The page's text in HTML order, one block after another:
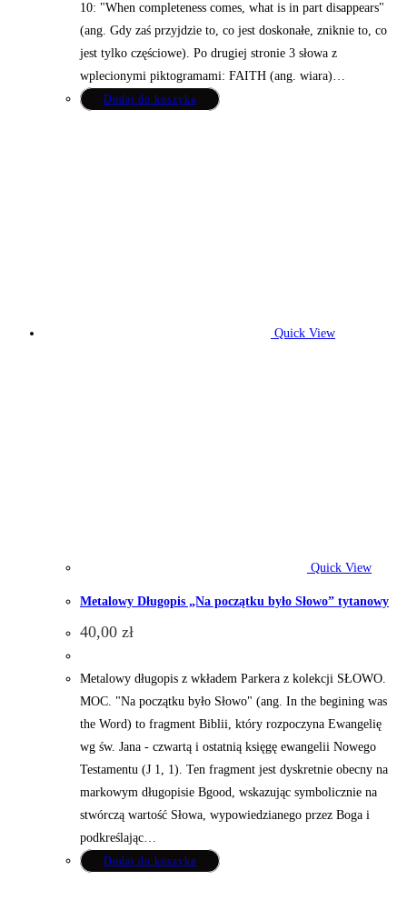
10: "When completeness comes, what is in part disappears"
(ang. Gdy zaś przyjdzie to, co jest doskonałe, zniknie to, co
jest tylko częściowe). Po drugiej stronie 3 słowa z
wplecionymi piktogramami: FAITH (ang. wiara)…
Dodaj do koszyka
Quick View
Quick View
Metalowy Długopis „Na początku było Słowo” tytanowy
40,00 zł
Metalowy długopis z wkładem Parkera z kolekcji SŁOWO.
MOC. "Na początku było Słowo" (ang. In the begining was
the Word) to fragment Biblii, który rozpoczyna Ewangelię
wg św. Jana - czwartą i ostatnią księgę ewangelii Nowego
Testamentu (J 1, 1). Ten fragment jest dyskretnie obecny na
markowym długopisie Bgood, wskazując symbolicznie na
stwórczą wartość Słowa, wypowiedzianego przez Boga i
podkreślając…
Dodaj do koszyka